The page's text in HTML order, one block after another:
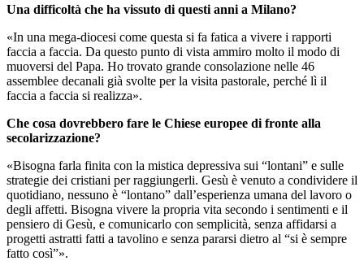
Una difficoltà che ha vissuto di questi anni a Milano?
«In una mega-diocesi come questa si fa fatica a vivere i rapporti
faccia a faccia. Da questo punto di vista ammiro molto il modo di
muoversi del Papa. Ho trovato grande consolazione nelle 46
assemblee decanali già svolte per la visita pastorale, perché lì il
faccia a faccia si realizza».
Che cosa dovrebbero fare le Chiese europee di fronte alla
secolarizzazione?
«Bisogna farla finita con la mistica depressiva sui “lontani” e sulle
strategie dei cristiani per raggiungerli. Gesù è venuto a condividere il
quotidiano, nessuno è “lontano” dall’esperienza umana del lavoro o
degli affetti. Bisogna vivere la propria vita secondo i sentimenti e il
pensiero di Gesù, e comunicarlo con semplicità, senza affidarsi a
progetti astratti fatti a tavolino e senza pararsi dietro al “si è sempre
fatto così”».